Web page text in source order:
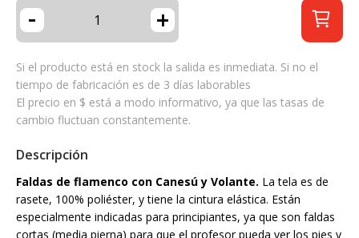
- +
Si el producto está en stock la salida es inmediata. Si no el
tiempo de fabricación es de 3 días laborables
El precio en $ está a modo informativo, ya que las tasas de
cambio fluctuan constantemente.
Descripción
Faldas de flamenco con Canesú y Volante. La tela es de
rasete, 100% poliéster, y tiene la cintura elástica. Están
especialmente indicadas para principiantes, ya que son faldas
cortas (media pierna) para que el profesor pueda ver los pies y